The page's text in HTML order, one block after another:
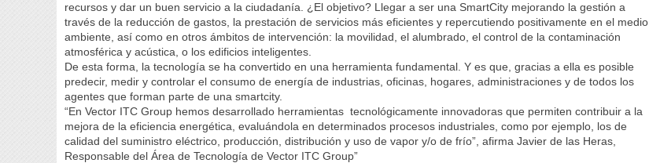
recursos y dar un buen servicio a la ciudadanía. ¿El objetivo? Llegar a ser una SmartCity mejorando la gestión a
través de la reducción de gastos, la prestación de servicios más eficientes y repercutiendo positivamente en el medio
ambiente, así como en otros ámbitos de intervención: la movilidad, el alumbrado, el control de la contaminación
atmosférica y acústica, o los edificios inteligentes.
De esta forma, la tecnología se ha convertido en una herramienta fundamental. Y es que, gracias a ella es posible
predecir, medir y controlar el consumo de energía de industrias, oficinas, hogares, administraciones y de todos los
agentes que forman parte de una smartcity.
“En Vector ITC Group hemos desarrollado herramientas tecnológicamente innovadoras que permiten contribuir a la
mejora de la eficiencia energética, evaluándola en determinados procesos industriales, como por ejemplo, los de
calidad del suministro eléctrico, producción, distribución y uso de vapor y/o de frío”, afirma Javier de las Heras,
Responsable del Área de Tecnología de Vector ITC Group”